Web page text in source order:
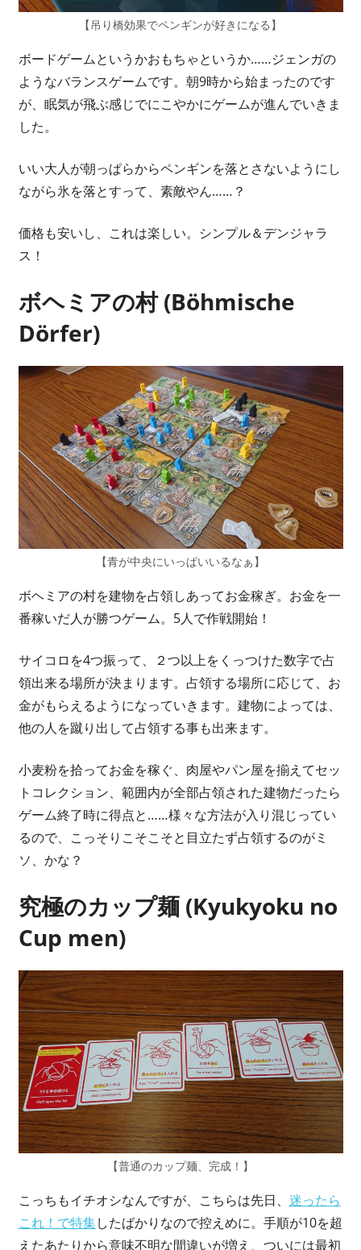
【吊り橋効果でペンギンが好きになる】
ボードゲームというかおもちゃというか……ジェンガの
ようなバランスゲームです。朝9時から始まったのです
が、眠気が飛ぶ感じでにこやかにゲームが進んでいきま
した。
いい大人が朝っぱらからペンギンを落とさないようにし
ながら氷を落とすって、素敵やん……？
価格も安いし、これは楽しい。シンプル＆デンジャラ
ス！
ボヘミアの村 (Böhmische
Dörfer)
【青が中央にいっぱいいるなぁ】
ボヘミアの村を建物を占領しあってお金稼ぎ。お金を一
番稼いだ人が勝つゲーム。5人で作戦開始！
サイコロを4つ振って、２つ以上をくっつけた数字で占
領出来る場所が決まります。占領する場所に応じて、お
金がもらえるようになっていきます。建物によっては、
他の人を蹴り出して占領する事も出来ます。
小麦粉を拾ってお金を稼ぐ、肉屋やパン屋を揃えてセッ
トコレクション、範囲内が全部占領された建物だったら
ゲーム終了時に得点と……様々な方法が入り混じってい
るので、こっそりこそこそと目立たず占領するのがミ
ソ、かな？
究極のカップ麺 (Kyukyoku no
Cup men)
【普通のカップ麺、完成！】
こっちもイチオシなんですが、こちらは先日、 迷ったら
これ！で特集したばかりなので控えめに。手順が10を超
えたあたりから意味不明な間違いが増え、ついには最初